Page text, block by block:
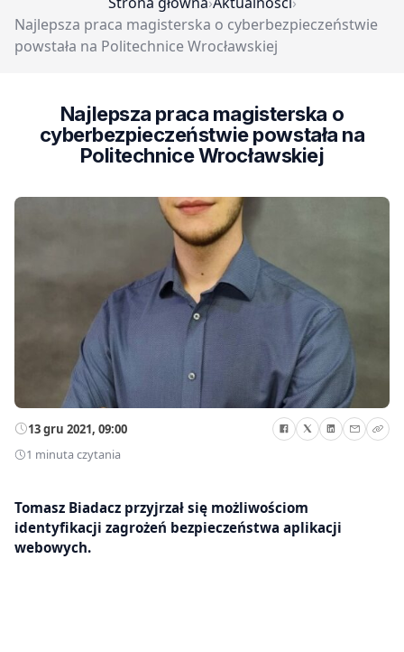
Najlepsza praca magisterska o cyberbezpieczeństwie
powstała na Politechnice Wrocławskiej
Najlepsza praca magisterska o
cyberbezpieczeństwie powstała na
Politechnice Wrocławskiej
13 gru 2021, 09:00
1 minuta czytania
Tomasz Biadacz przyjrzał się możliwościom
identyfikacji zagrożeń bezpieczeństwa aplikacji
webowych.